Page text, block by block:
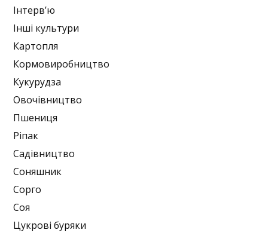
Інтерв’ю
Інші культури
Картопля
Кормовиробництво
Кукурудза
Овочівництво
Пшениця
Ріпак
Садівництво
Соняшник
Сорго
Соя
Цукрові буряки